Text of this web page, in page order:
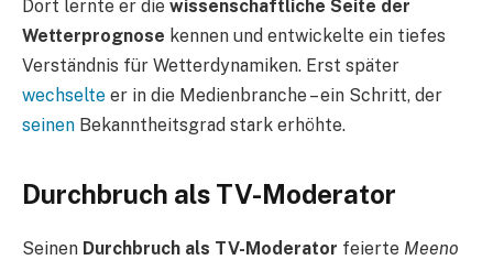
Dort lernte er die wissenschaftliche Seite der
Wetterprognose kennen und entwickelte ein tiefes
Verständnis für Wetterdynamiken. Erst später
wechselte er in die Medienbranche – ein Schritt, der
seinen Bekanntheitsgrad stark erhöhte.
Durchbruch als TV-Moderator
Seinen Durchbruch als TV-Moderator feierte Meeno